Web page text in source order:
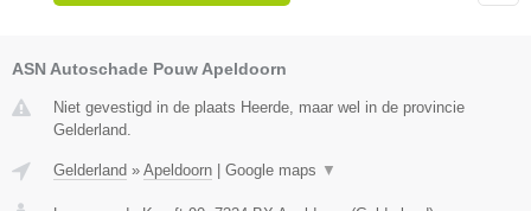
ASN Autoschade Pouw Apeldoorn
Niet gevestigd in de plaats Heerde, maar wel in de provincie
Gelderland.
Gelderland » Apeldoorn Google maps ▼